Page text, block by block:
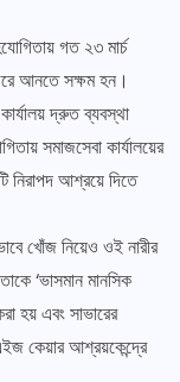
গত ২৩ মার্চ
আনতে সক্ষম হন।
দ্রুত ব্যবস্থা
সমাজসেবা কার্যালয়ের
নিরাপদ আশ্রয়ে দিতে
খোঁজ নিয়েও ওই নারীর
‘ভাসমান মানসিক
হয় এবং সাভারের
কেয়ার আশ্রয়কেন্দ্রে